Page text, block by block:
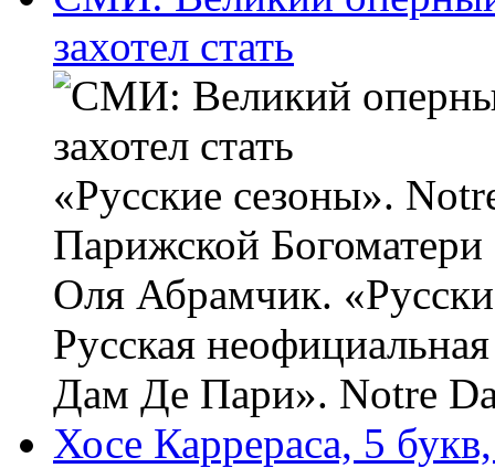
захотел стать
«Русские сезоны».
Парижской
Оля Абрамчик.
Русская
Дам Де Пари». Notre
Хосе Каррераса, 5